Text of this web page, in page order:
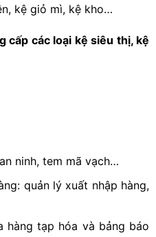
kệ giỏ mì, kệ kho…
cấp các loại kệ siêu thị, kệ
ninh, tem mã vạch…
quản lý xuất nhập hàng,
hàng tạp hóa và bảng báo